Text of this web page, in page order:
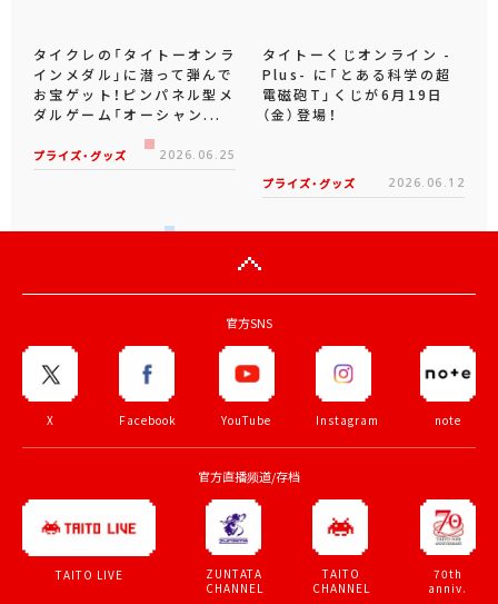
タイクレの「タイトーオンラ
インメダル」に潜って弾んで
お宝ゲット！ピンパネル型メ
ダルゲーム「オーシャン...
プライズ・グッズ 2026.06.25
タイトーくじオンライン -
Plus- に「とある科学の超
電磁砲T」くじが6月19日
（金）登場！
プライズ・グッズ 2026.06.12
官方SNS
X Facebook YouTube Instagram note
官方直播频道/存档
TAITO LIVE
ZUNTATA
CHANNEL
TAITO
CHANNEL
70th
anniv.